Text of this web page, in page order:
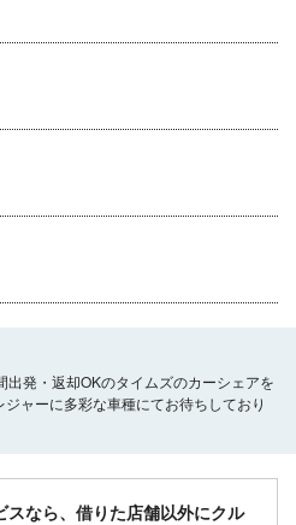
発・返却OKのタイムズのカーシェアを
ャーに多彩な車種にてお待ちしており
なら、借りた店舗以外にクル